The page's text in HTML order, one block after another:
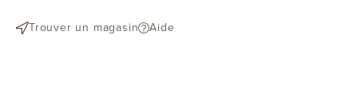
Trouver un magasin
Aide